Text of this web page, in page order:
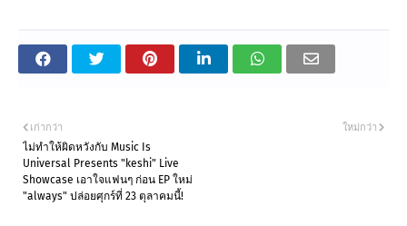
ใหม่กว่า
เก่ากว่า
ไม่ทำให้ผิดหวังกับ Music Is
Universal Presents "keshi" Live
Showcase เอาใจแฟนๆ ก่อน EP ใหม่
"always" ปล่อยศุกร์ที่ 23 ตุลาคมนี้!